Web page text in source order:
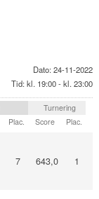
Dato: 24-11-2022
Tid: kl. 19:00 - kl. 23:00
Turnering
Plac. Score Plac.
7 643,0 1